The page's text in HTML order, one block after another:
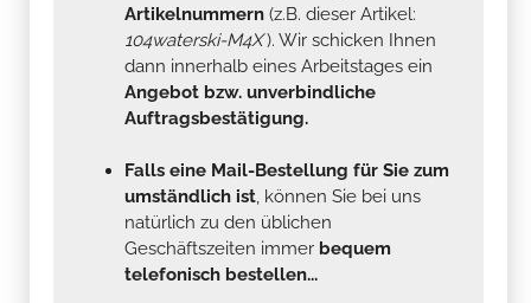
Artikelnummern (z.B. dieser Artikel:
104waterski-M4X). Wir schicken Ihnen
dann innerhalb eines Arbeitstages ein
Angebot bzw. unverbindliche
Auftragsbestätigung.
Falls eine Mail-Bestellung für Sie zum
umständlich ist, können Sie bei uns
natürlich zu den üblichen
Geschäftszeiten immer bequem
telefonisch bestellen...